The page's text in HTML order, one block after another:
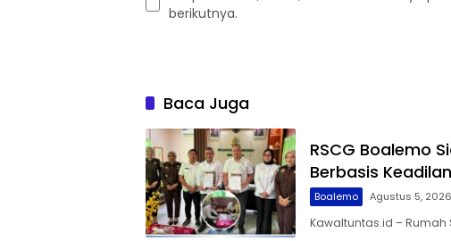
berikutnya.
Baca Juga
RSCG Boalemo
Berbasis
Boalemo Agustus 5, 2026
Kawaltuntas.id – Rumah